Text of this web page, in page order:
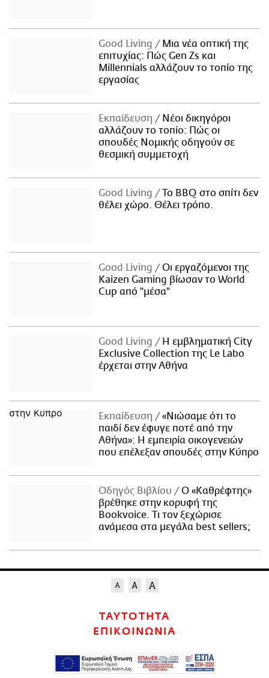
Good Living
Μια νέα οπτική της
επιτυχίας: Πώς Gen Zs και
Millennials αλλάζουν το τοπίο της
εργασίας
Εκπαίδευση
Νέοι δικηγόροι
αλλάζουν το τοπίο: Πώς οι
σπουδές Νομικής οδηγούν σε
θεσμική συμμετοχή
Good Living
Το BBQ στο σπίτι δεν
θέλει χώρο. Θέλει τρόπο.
Good Living
Οι εργαζόμενοι της
Kaizen Gaming βίωσαν το World
Cup από "μέσα"
Good Living
Η εμβληματική City
Exclusive Collection της Le Labo
έρχεται στην Αθήνα
Εκπαίδευση
«Νιώσαμε ότι το
παιδί δεν έφυγε ποτέ από την
Αθήνα»: Η εμπειρία οικογενειών
που επέλεξαν σπουδές στην Κύπρο
Οδηγός Βιβλίου
Ο «Καθρέφτης»
βρέθηκε στην κορυφή της
Bookvoice. Τι τον ξεχώρισε
ανάμεσα στα μεγάλα best sellers;
ΤΑΥΤΟΤΗΤΑ
ΕΠΙΚΟΙΝΩΝΙΑ